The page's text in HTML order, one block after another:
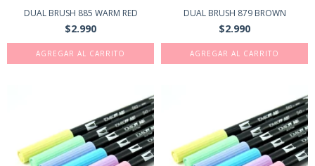
DUAL BRUSH 885 WARM RED
$2.990
DUAL BRUSH 879 BROWN
$2.990